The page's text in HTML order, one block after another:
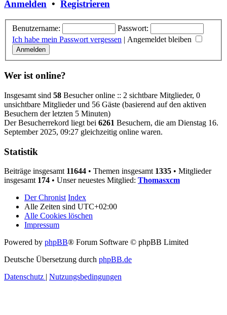
Anmelden • Registrieren
Benutzername:
Passwort:
Ich habe mein Passwort vergessen | Angemeldet bleiben
Wer ist online?
Insgesamt sind 58 Besucher online :: 2 sichtbare Mitglieder, 0
unsichtbare Mitglieder und 56 Gäste (basierend auf den aktiven
Besuchern der letzten 5 Minuten)
Der Besucherrekord liegt bei 6261 Besuchern, die am Dienstag 16.
September 2025, 09:27 gleichzeitig online waren.
Statistik
Beiträge insgesamt 11644 • Themen insgesamt 1335 • Mitglieder
insgesamt 174 • Unser neuestes Mitglied: Thomasxcm
Der Chronist Index
Alle Zeiten sind UTC+02:00
Alle Cookies löschen
Impressum
Powered by phpBB® Forum Software © phpBB Limited
Deutsche Übersetzung durch phpBB.de
Datenschutz | Nutzungsbedingungen